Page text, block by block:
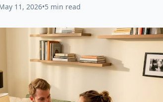
11, 2026•5 min read